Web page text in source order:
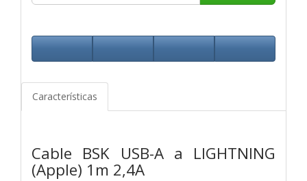
Características
Cable BSK USB-A a LIGHTNING
(Apple) 1m 2,4A